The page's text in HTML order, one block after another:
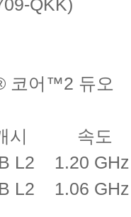
코어™2 듀오
시 속도
L2 1.20
L2 1.06